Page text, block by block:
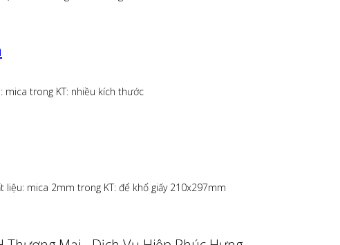
mica trong KT: nhiều kích thước
liệu: mica 2mm trong KT: để khổ giấy 210x297mm